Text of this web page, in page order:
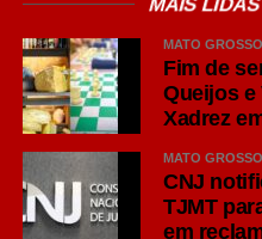
Facebook
Twitter
Messenger
LinkedIn
Share
MATO GROSSO
Fim de
Queijos e
Xadrez
MATO GROSSO
CNJ
TJMT
em